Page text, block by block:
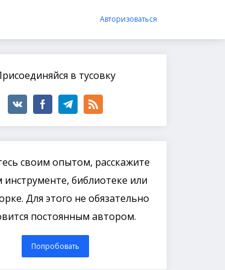
Авторизоваться
в тусовку
своим опытом, расскажите
библиотеке или
Для этого не обязательно
постоянным автором.
Попробовать